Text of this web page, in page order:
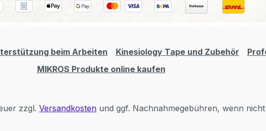
beim Arbeiten Kinesiology Tape und Zubehör
MIKROS Produkte online kaufen
zzgl. Versandkosten und ggf. Nachnahmegebühren, wenn